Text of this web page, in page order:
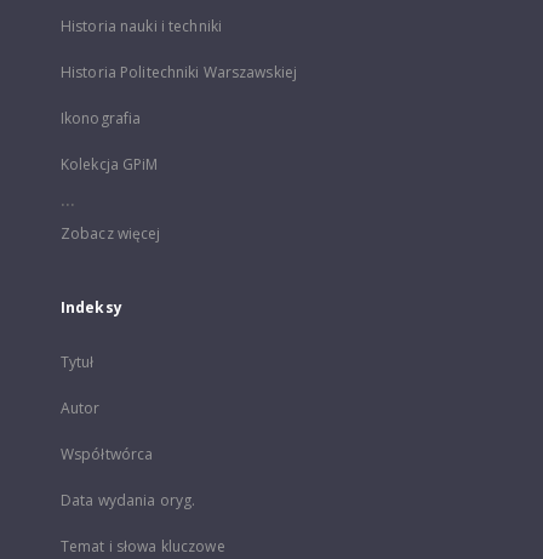
Historia nauki i techniki
Historia Politechniki Warszawskiej
Ikonografia
Kolekcja GPiM
...
Zobacz więcej
Indeksy
Tytuł
Autor
Współtwórca
Data wydania oryg.
Temat i słowa kluczowe